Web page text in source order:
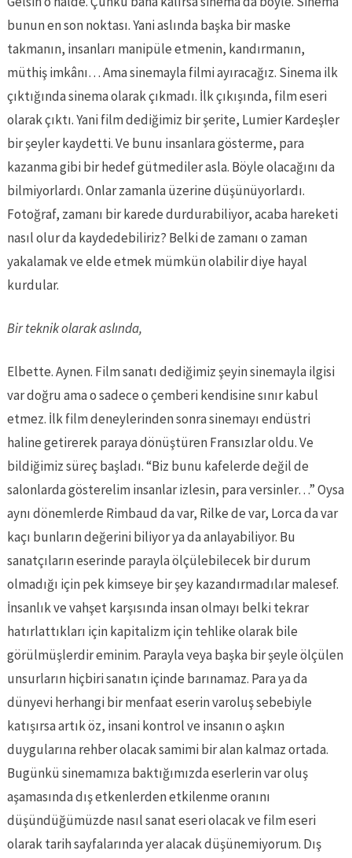
bunun en son noktası. Yani aslında başka bir maske
takmanın, insanları manipüle etmenin, kandırmanın,
müthiş imkânı… Ama sinemayla filmi ayıracağız. Sinema ilk
çıktığında sinema olarak çıkmadı. İlk çıkışında, film eseri
olarak çıktı. Yani film dediğimiz bir şerite, Lumier Kardeşler
bir şeyler kaydetti. Ve bunu insanlara gösterme, para
kazanma gibi bir hedef gütmediler asla. Böyle olacağını da
bilmiyorlardı. Onlar zamanla üzerine düşünüyorlardı.
Fotoğraf, zamanı bir karede durdurabiliyor, acaba hareketi
nasıl olur da kaydedebiliriz? Belki de zamanı o zaman
yakalamak ve elde etmek mümkün olabilir diye hayal
kurdular.
Bir teknik olarak aslında,
Elbette. Aynen. Film sanatı dediğimiz şeyin sinemayla ilgisi
var doğru ama o sadece o çemberi kendisine sınır kabul
etmez. İlk film deneylerinden sonra sinemayı endüstri
haline getirerek paraya dönüştüren Fransızlar oldu. Ve
bildiğimiz süreç başladı. “Biz bunu kafelerde değil de
salonlarda gösterelim insanlar izlesin, para versinler…” Oysa
aynı dönemlerde Rimbaud da var, Rilke de var, Lorca da var
kaçı bunların değerini biliyor ya da anlayabiliyor. Bu
sanatçıların eserinde parayla ölçülebilecek bir durum
olmadığı için pek kimseye bir şey kazandırmadılar malesef.
İnsanlık ve vahşet karşısında insan olmayı belki tekrar
hatırlattıkları için kapitalizm için tehlike olarak bile
görülmüşlerdir eminim. Parayla veya başka bir şeyle ölçülen
unsurların hiçbiri sanatın içinde barınamaz. Para ya da
dünyevi herhangi bir menfaat eserin varoluş sebebiyle
katışırsa artık öz, insani kontrol ve insanın o aşkın
duygularına rehber olacak samimi bir alan kalmaz ortada.
Bugünkü sinemamıza baktığımızda eserlerin var oluş
aşamasında dış etkenlerden etkilenme oranını
düşündüğümüzde nasıl sanat eseri olacak ve film eseri
olarak tarih sayfalarında yer alacak düşünemiyorum. Dış